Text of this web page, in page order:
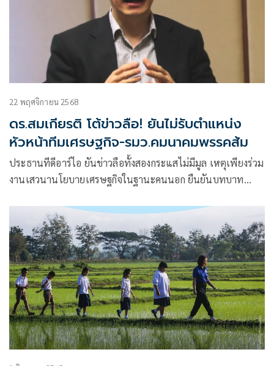
22 พฤศจิกายน 2568
ดร.สมเกียรติ โต้ข่าวลือ! ยันไม่รับตำแหน่ง
หัวหน้าทีมเศรษฐกิจ-รมว.คมนาคมพรรคส้ม
ประธานทีดีอาร์ไอ ยันข่าวลือทั้งสองกระแสไม่มีมูล เหตุเพียงร่วม
งานเสวนานโยบายเศรษฐกิจในฐานะคนนอก ยืนยันบทบาท